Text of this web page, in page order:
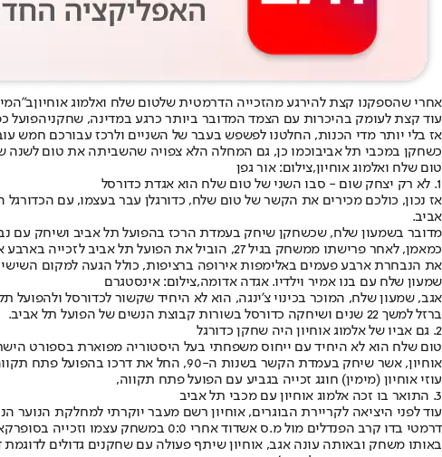
אחרי שהספקנו קצת להירגע מהזכייה הדרמטית שלטום שלח ואלמוג אוחיוןב"
עוד קצת לעומק בהיכרות עם הצמד המדובר ביותר כרגע במדינה, שחקניהפועל
אז בלי יותר מדי הכנות, החלטנו לפשפש בעבר של השניים ולרכז עבורכם חמש
כשחקן במכבי תל אביבוכמו כן, גם המחלה הלא צפויה שהשביתה את טום לשנה
טום שלח ואלמוג אוחיון,צילום: אור גפן
1. לא רק יצחק שום - סבו השני של טום שלח הוא אגדת כדורסל
אז נכון, כולכם מכירים את הקשר של טום שלח, כדורגלן עבר בעצמו, עם
אביב.
את הנבחרת ארבע פעמים באלימפות אירופה ברציפות, כולל הגעה למקום השישי ב-
שמעון שלח עם בנו אמיר וילדיו. אגדה אדומה,צילום: אינסטגרם
אגב, שמעון שלח, המוכר בכינוי צ'ינגה, הוא לא היחיד שקשור לכדורסל
ברזל למשך 22 שנים ושיחקה כדורסל בשורות קבוצת הנשים של הפועל תל אביב.
2. גם אביו של אלמוג אוחיון היה שחקן כדורגל
טום שלח הוא לא היחיד עם ייחוס משפחתי בעל היסטוריה מפוארת בספורט
אוחיון, אשר שיחק בעמדת הקשר בשנות ה-90, החל את דרכו בהפועל פתח תקווה, עמה גם זכה בגביע המדינה ב-1992, ובהמשך שיחק גם במכבי פתח תקווה, הפועל כפר סבא, הפועל אשקלון ומכבי יפו.
עוזי אוחיון (מימין) חוגג זכייה בגביע עם הפועל פתח תקווה,
3. התואר בו זכה אלמוג אוחיון עם מכבי תל אביב
דרמטי בדו קרב הפנדלים מול מ.ס אשדוד אחרי 0:0 במשחק עצמו וזכייה בסופרקאפ הנוער, במשחק בו עלה כמחליף בדקה ה-61.
באותו משחק ובאותה עונה אגב, אוחיון שיתף פעולה עם שחקנים גדולים